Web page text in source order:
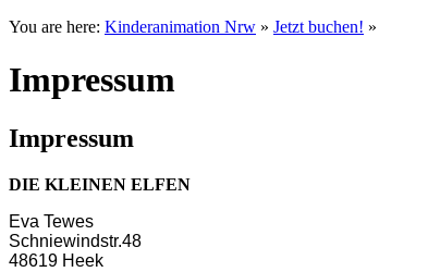
You are here: Kinderanimation Nrw » Jetzt buchen! »
Impressum
Impressum
DIE KLEINEN ELFEN
Eva Tewes
Schniewindstr.48
48619 Heek